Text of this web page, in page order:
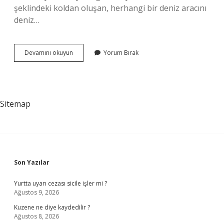
şeklindeki koldan oluşan, herhangi bir deniz aracını
deniz…
Devamını okuyun
Demir
Yorum Bırak
Sitemap
Sidebar
Son Yazılar
Yurtta uyarı cezası sicile işler mi ?
Ağustos 9, 2026
Kuzene ne diye kaydedilir ?
Ağustos 8, 2026